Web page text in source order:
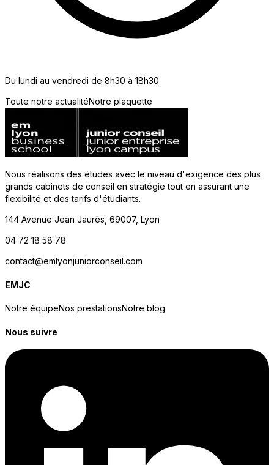
Du lundi au vendredi de 8h30 à 18h30
Toute notre actualitéNotre plaquette
Nous réalisons des études avec le niveau d'exigence des plus
grands cabinets de conseil en stratégie tout en assurant une
flexibilité et des tarifs d'étudiants.
144 Avenue Jean Jaurès, 69007, Lyon
04 72 18 58 78
contact@emlyonjuniorconseil.com
EMJC
Notre équipeNos prestationsNotre blog
Nous suivre